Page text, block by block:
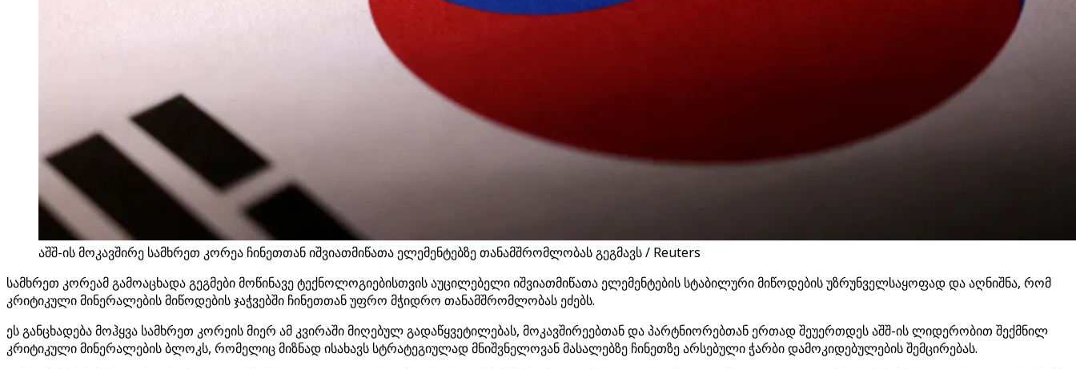
აშშ-ის მოკავშირე სამხრეთ კორეა ჩინეთთან იშვიათმიწათა ელემენტებზე თანამშრომლობას გეგმავს / Reuters
სამხრეთ კორეამ გამოაცხადა გეგმები მოწინავე ტექნოლოგიებისთვის აუცილებელი იშვიათმიწათა ელემენტების სტაბილური მიწოდების უზრუნველსაყოფად და აღნიშნა, რომ
კრიტიკული მინერალების მიწოდების ჯაჭვებში ჩინეთთან უფრო მჭიდრო თანამშრომლობას ეძებს.
ეს განცხადება მოჰყვა სამხრეთ კორეის მიერ ამ კვირაში მიღებულ გადაწყვეტილებას, მოკავშირეებთან და პარტნიორებთან ერთად შეუერთდეს აშშ-ის ლიდერობით შექმნილ
კრიტიკული მინერალების ბლოკს, რომელიც მიზნად ისახავს სტრატეგიულად მნიშვნელოვან მასალებზე ჩინეთზე არსებული ჭარბი დამოკიდებულების შემცირებას.